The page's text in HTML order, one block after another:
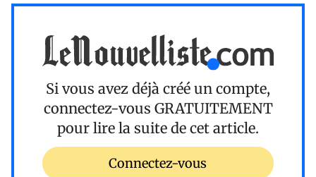
Si vous avez déjà créé un compte,
connectez-vous GRATUITEMENT
pour lire la suite de cet article.
Connectez-vous